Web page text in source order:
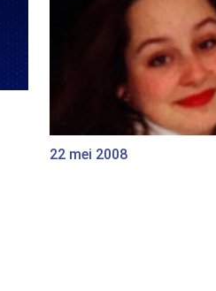
22 mei 2008